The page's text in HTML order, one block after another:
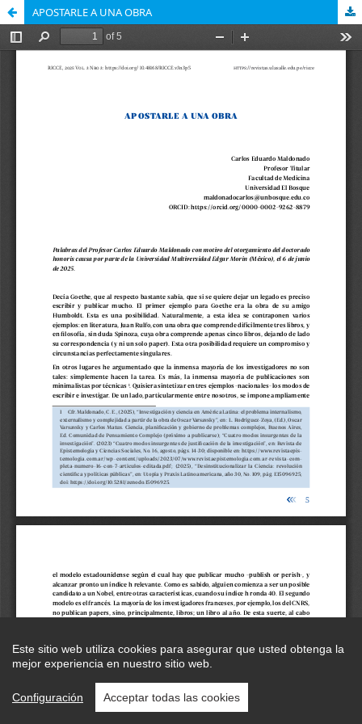
APOSTARLE A UNA OBRA
Este sitio web utiliza cookies para asegurar que usted obtenga la
mejor experiencia en nuestro sitio web.
Configuración Acceptar todas las cookies